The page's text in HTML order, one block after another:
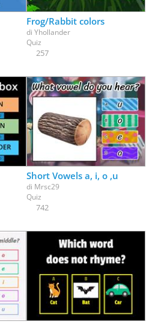
Frog/Rabbit colors
di Yhollander
Quiz
257
Short Vowels a, i, o ,u
di Mrsc29
Quiz
742